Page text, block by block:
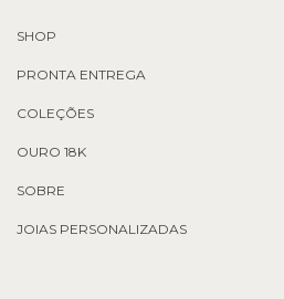
SHOP
PRONTA ENTREGA
COLEÇÕES
OURO 18K
SOBRE
JOIAS PERSONALIZADAS